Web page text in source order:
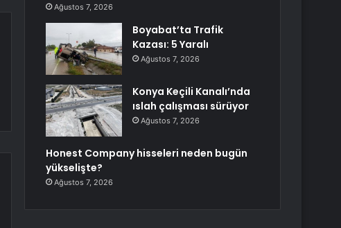
Ağustos 7, 2026
Boyabat’ta Trafik
Kazası: 5 Yaralı
Ağustos 7, 2026
Konya Keçili Kanalı’nda
ıslah çalışması sürüyor
Ağustos 7, 2026
Honest Company hisseleri neden bugün
yükselişte?
Ağustos 7, 2026